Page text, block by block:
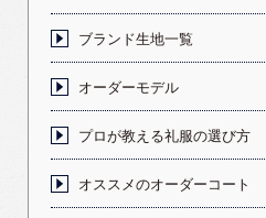
ブランド生地一覧
オーダーモデル
プロが教える礼服の選び方
オススメのオーダーコート